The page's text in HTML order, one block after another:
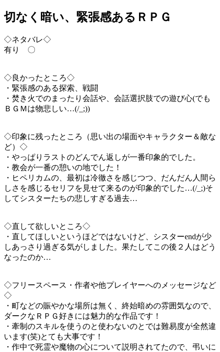
切なく暗い、緊張感あるＲＰＧ
◇ネタバレ◇
有り 〇
◇良かったところ◇
・緊張感のある探索、戦闘
・焚き火でのまったり会話や、会話選択肢での遊び心(でも
ＢＧＭは物悲しい…(/_;))
◇印象に残ったところ（思い出の場面やキャラクター＆敵な
ど）◇
・やっぱりラストのどんでん返しが一番印象的でした。
・教会が一番の憩いの地でした！
・ヒペリカムの、最初は冷徹さを感じつつ、だんだん人間ら
しさを感じるセリフを見せて来るのが印象的でした…(/_;)そ
してシスターたちの悲しすぎる過去…
◇直して欲しいところ◇
・直してほしいというほどではないけど、シスターendが少
しあっさり過ぎる気がしました。果たしてこの後２人はどう
なったのか…
◇フリースペース・作者や他プレイヤーへのメッセージなど
◇
・町などの賑やかな場所は無く、終始暗めの雰囲気なので、
ダークなＲＰＧ好きには魅力的な作品です！
・牽制のスキルを使うのと使わないのとでは難易度が全然違
います(笑)とても大事です！
・作中で死霊や魔物の心について説明されてたので、弔いに